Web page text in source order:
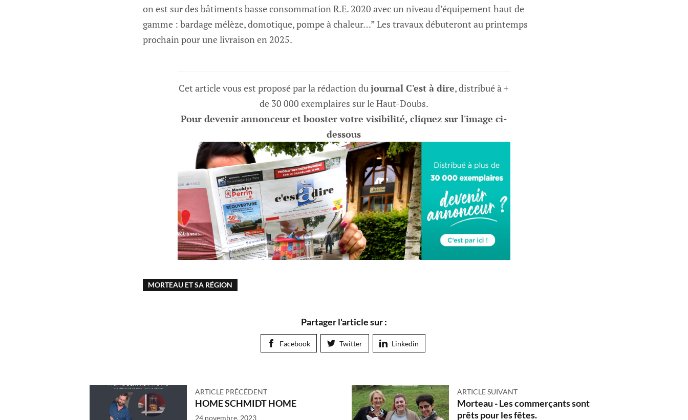
on est sur des bâtiments basse consommation R.E. 2020 avec un niveau d’équipement haut de
gamme : bardage mélèze, domotique, pompe à chaleur…” Les travaux débuteront au printemps
prochain pour une livraison en 2025.
Cet article vous est proposé par la rédaction dujournal C'est à dire, distribué à +
de 30 000 exemplaires sur le Haut-Doubs.
Pour devenir annonceur et booster votre visibilité, cliquez sur l'image ci-
dessous
MORTEAU ET SA RÉGION
Partager l'article sur :
Facebook Twitter Linkedin
ARTICLE PRÉCÉDENT
HOME SCHMIDT HOME
24 novembre, 2023
ARTICLE SUIVANT
Morteau - Les commerçants sont
prêts pour les fêtes.